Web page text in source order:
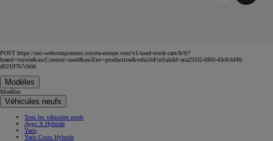
POST https://usc-webcomponents.toyota-europe.com/v1/used-stock-cars/fr/fr?
brand=toyota&uscContext=used&uscEnv=production&vehicleForSaleId=aca255f2-0f69-43c0-bf48-
d02197b7cb0d
Modèles
Modèles
Véhicules neufs
Tous les véhicules neufs
Aygo X Hybride
Yaris
Yaris Cross Hybride